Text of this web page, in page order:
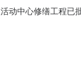
动中心修缮工程
村；2.3招标范围